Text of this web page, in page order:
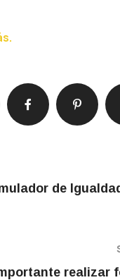
de
realizar